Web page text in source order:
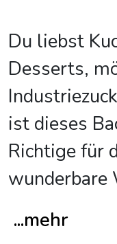
Du liebst
Desserts,
ist dieses
Richtige für
wunderbare
...mehr